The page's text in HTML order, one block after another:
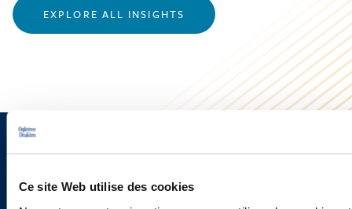
Ce site Web utilise des cookies
EXPLORE ALL INSIGHTS
Vous souhaitez recevoir nos
newsletters, informations et